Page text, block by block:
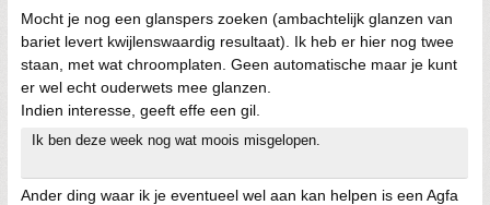
Mocht je nog een glanspers zoeken (ambachtelijk glanzen van
bariet levert kwijlenswaardig resultaat). Ik heb er hier nog twee
staan, met wat chroomplaten. Geen automatische maar je kunt
er wel echt ouderwets mee glanzen.
Indien interesse, geeft effe een gil.
Ik ben deze week nog wat moois misgelopen.
Ander ding waar ik je eventueel wel aan kan helpen is een Agfa